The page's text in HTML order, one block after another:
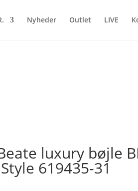
Nyheder Outlet LIVE
luxury bøjle
619435-31